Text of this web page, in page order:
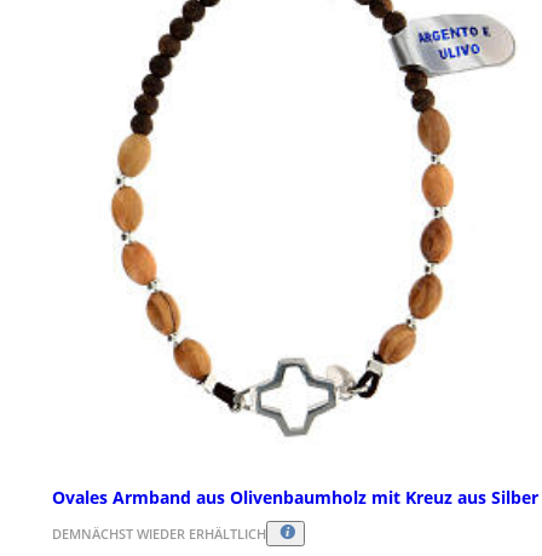
Ovales Armband aus Olivenbaumholz mit Kreuz aus Silber
DEMNÄCHST WIEDER ERHÄLTLICH